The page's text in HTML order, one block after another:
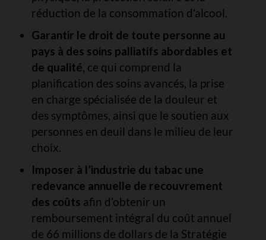
réduction de la consommation d'alcool.
Garantir le droit de toute personne au
pays à des soins palliatifs abordables et
de qualité, ce qui comprend la
planification des soins avancés, la prise
en charge spécialisée de la douleur et
des symptômes, ainsi que le soutien aux
personnes en deuil dans le milieu de leur
choix.
Imposer à l’industrie du tabac une
redevance annuelle de recouvrement
des coûts afin d’obtenir un
remboursement intégral du coût annuel
de 66 millions de dollars de la Stratégie